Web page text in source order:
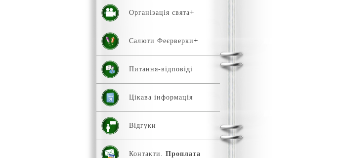
Організація свята
Салюти Феєрверки
Питання-відповіді
Цікава інформація
Відгуки
Контакти. Проплата